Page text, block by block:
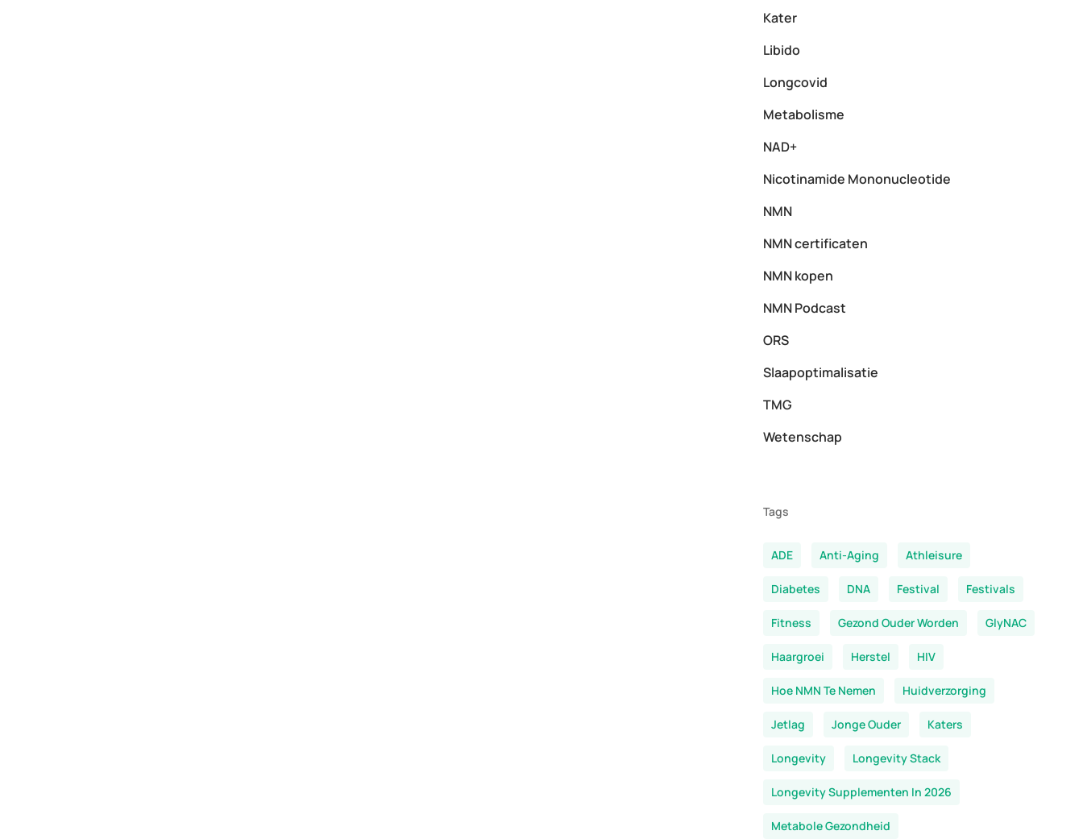
Kater
Libido
Longcovid
Metabolisme
NAD+
Nicotinamide Mononucleotide
NMN
NMN certificaten
NMN kopen
NMN Podcast
ORS
Slaapoptimalisatie
TMG
Wetenschap
Tags
ADE Anti-Aging Athleisure
Diabetes DNA Festival Festivals
Fitness Gezond Ouder Worden GlyNAC
Haargroei Herstel HIV
Hoe NMN Te Nemen Huidverzorging
Jetlag Jonge Ouder Katers
Longevity Longevity Stack
Longevity Supplementen In 2026
Metabole Gezondheid